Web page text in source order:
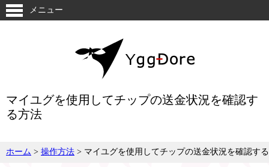
マイユグを使用してチップの送金状況を確認す
る方法
ホーム > 操作方法 > マイユグを使用してチップの送金状況を確認す
メニュー